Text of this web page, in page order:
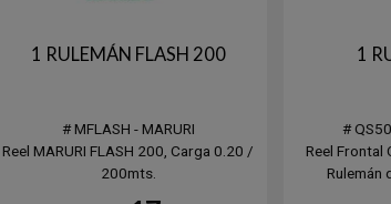
1 RULEMÁN FLASH 200
# MFLASH - MARURI
Reel MARURI FLASH 200, Carga 0.20 /
200mts.
1
#
Reel Frontal
Rulemán